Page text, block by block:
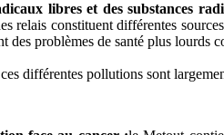
libres et des substances
relais constituent différentes
des problèmes de santé plus lourds
différentes pollutions sont